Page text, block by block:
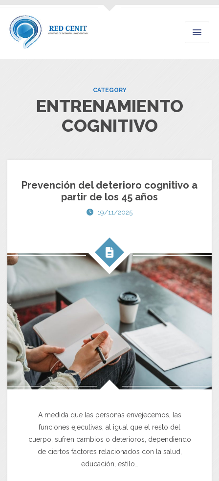
CATEGORY
ENTRENAMIENTO
COGNITIVO
Prevención del deterioro cognitivo a
partir de los 45 años
19/11/2025
A medida que las personas envejecemos, las
funciones ejecutivas, al igual que el resto del
cuerpo, sufren cambios o deterioros, dependiendo
de ciertos factores relacionados con la salud,
educación, estilo…